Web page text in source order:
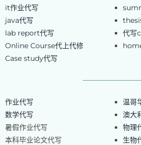
it作业代写
java代写
lab report代写
Online Course代上代修
Case study代写
代写
作业代写
数学代写
暑假作业代写
本科毕业论文代写
温哥
澳大
物理
生物